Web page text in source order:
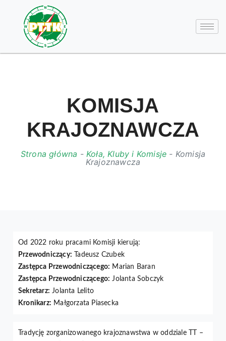
KOMISJA
KRAJOZNAWCZA
Strona główna - Koła, Kluby i Komisje - Komisja
Krajoznawcza
Od 2022 roku pracami Komisji kierują:
Przewodniczący: Tadeusz Czubek
Zastępca Przewodniczącego: Marian Baran
Zastępca Przewodniczącego: Jolanta Sobczyk
Sekretarz: Jolanta Lelito
Kronikarz: Małgorzata Piasecka
Tradycję zorganizowanego krajoznawstwa w oddziale TT –